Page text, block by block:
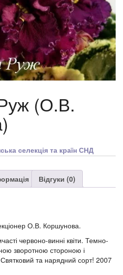
(О.В.
селекція та країн СНД
Відгуки (0)
О.В. Коршунова.
червоно-винні квіти. Темно-
зворотною стороною і
та нарядний сорт! 2007